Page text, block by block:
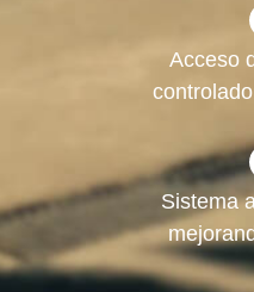
Acceso
Sistema